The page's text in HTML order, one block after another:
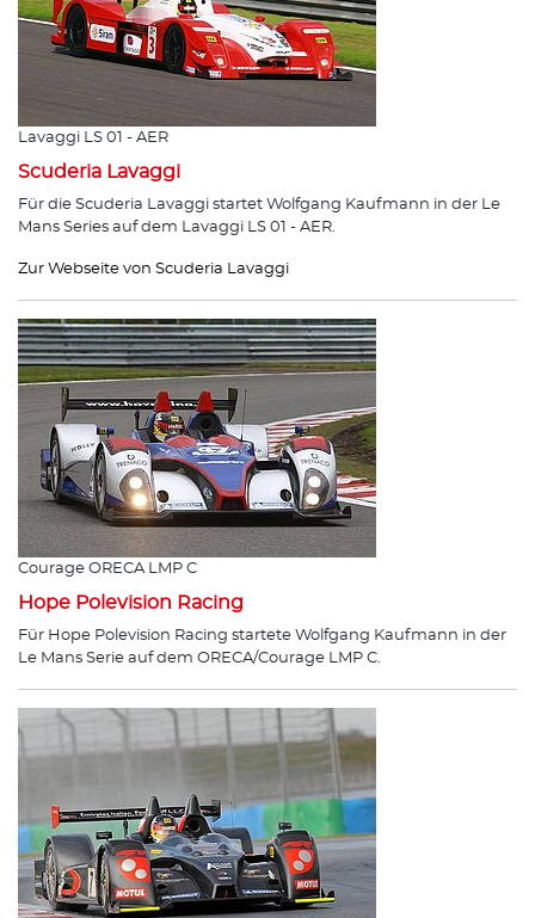
Lavaggi LS 01 - AER
Scuderia Lavaggi
Für die Scuderia Lavaggi startet Wolfgang Kaufmann in der Le
Mans Series auf dem Lavaggi LS 01 - AER.
Zur Webseite von Scuderia Lavaggi
Courage ORECA LMP C
Hope Polevision Racing
Für Hope Polevision Racing startete Wolfgang Kaufmann in der
Le Mans Serie auf dem ORECA/Courage LMP C.